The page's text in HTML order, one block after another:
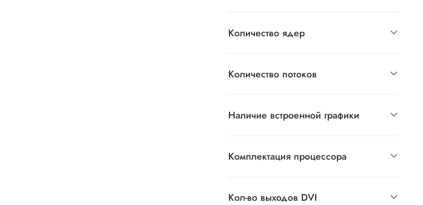
Количество ядер
Количество потоков
Наличие встроенной графики
Комплектация процессора
Кол-во выходов DVI